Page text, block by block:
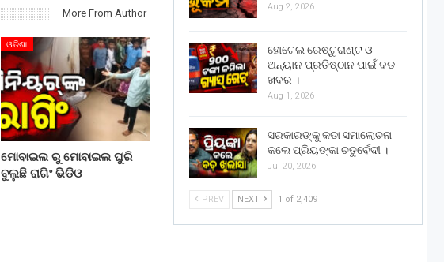
More From Author
ଓଡିଶା
ମୋବାଇଲ ରୁ ମୋବାଇଲ ଘୁରି
ବୁଲୁଛି ରାଗିଂ ଭିଡିଓ
Aug 2, 2026
ହୋଟେଲ ରେଷ୍ଟୁରାଣ୍ଟ ଓ
ଅନ୍ୟାନ ପ୍ରତିଷ୍ଠାନ ପାଇଁ ବଡ
ଖବର ।
Aug 1, 2026
ସରକାରଙ୍କୁ କଡା ସମାଲୋଚନା
କଲେ ପ୍ରିୟଙ୍କା ଚତୁର୍ବେଦୀ ।
Jul 20, 2026
PREV NEXT 1 of 2,409